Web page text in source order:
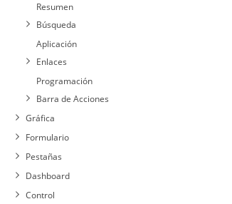
Resumen
Búsqueda
Aplicación
Enlaces
Programación
Barra de Acciones
Gráfica
Formulario
Pestañas
Dashboard
Control